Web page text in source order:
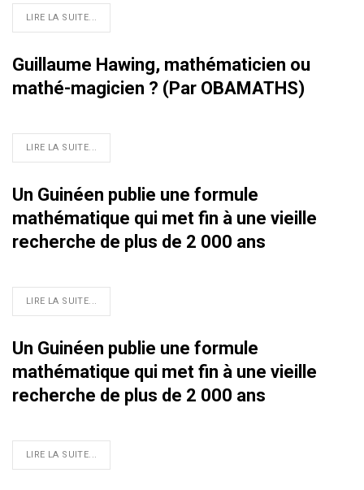
LIRE LA SUITE...
Guillaume Hawing, mathématicien ou
mathé-magicien ? (Par OBAMATHS)
LIRE LA SUITE...
Un Guinéen publie une formule
mathématique qui met fin à une vieille
recherche de plus de 2 000 ans
LIRE LA SUITE...
Un Guinéen publie une formule
mathématique qui met fin à une vieille
recherche de plus de 2 000 ans
LIRE LA SUITE...